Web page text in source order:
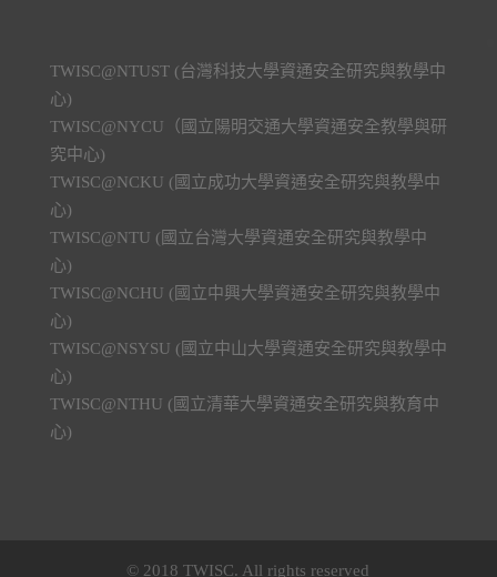
TWISC@NTUST (台灣科技大學資通安全研究與教學中
心)
TWISC@NYCU（國立陽明交通大學資通安全教學與研
究中心)
TWISC@NCKU (國立成功大學資通安全研究與教學中
心)
TWISC@NTU (國立台灣大學資通安全研究與教學中
心)
TWISC@NCHU (國立中興大學資通安全研究與教學中
心)
TWISC@NSYSU (國立中山大學資通安全研究與教學中
心)
TWISC@NTHU (國立清華大學資通安全研究與教育中
心)
© 2018 TWISC. All rights reserved